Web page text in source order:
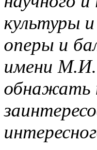
культуры
оперы и
имени
обнажать